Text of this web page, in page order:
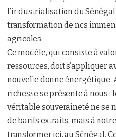
l’industrialisation du Sénégal
transformation de nos
agricoles.
Ce modèle, qui consiste à
ressources, doit s’appliquer
nouvelle donne énergétique.
richesse se présente à nous :
véritable souveraineté ne se
de barils extraits, mais à
transformer ici, au Sénégal.